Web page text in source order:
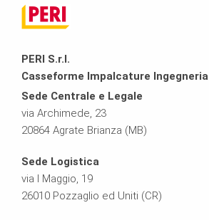
PERI S.r.l.
Casseforme Impalcature Ingegneria
Sede Centrale e Legale
via Archimede, 23
20864 Agrate Brianza (MB)
Sede Logistica
via I Maggio, 19
26010 Pozzaglio ed Uniti (CR)